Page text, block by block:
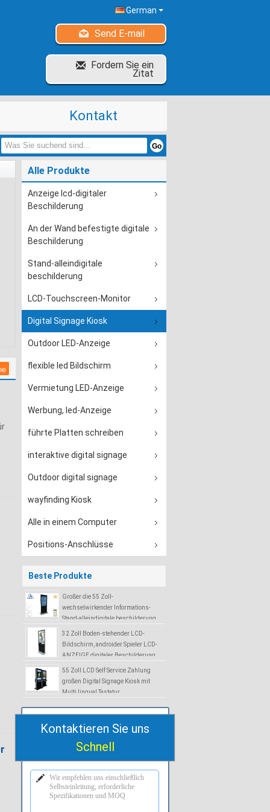
German
Send E-mail
Fordern Sie ein
Zitat
Kontakt
Alle Produkte
Anzeige lcd-digitaler
Beschilderung
An der Wand befestigte digitale
Beschilderung
Stand-alleindigitale
beschilderung
LCD-Touchscreen-Monitor
Digital Signage Kiosk
Outdoor LED-Anzeige
flexible led Bildschirm
Vermietung LED-Anzeige
Werbung, led-Anzeige
führte Platten schreiben
interaktive digital signage
Outdoor digital signage
wayfinding Kiosk
Alle in einem Computer
Positions-Anschlüsse
Beste Produkte
Großer die 55 Zoll-
wechselwirkender Informations-
Stand-alleindigitale beschilderung
32 Zoll Boden-stehender LCD-
Bildschirm, androider Spieler LCD-
ANZEIGE digitaler Beschilderung
55 Zoll LCD Self Service Zahlung
großen Digital Signage Kiosk mit
Multi lingual Tastatur
Kontaktieren Sie uns
Schnell